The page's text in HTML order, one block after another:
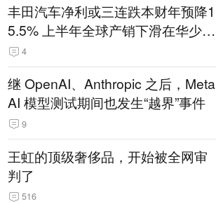
丰田汽车净利或三连跌本财年预降1
5.5% 上半年全球产销下滑在华少卖
14.3万辆
4
继 OpenAI、Anthropic 之后，Meta
AI 模型测试期间也发生“越界”事件
9
王虹的顶级奢侈品，开始被全网审
判了
516